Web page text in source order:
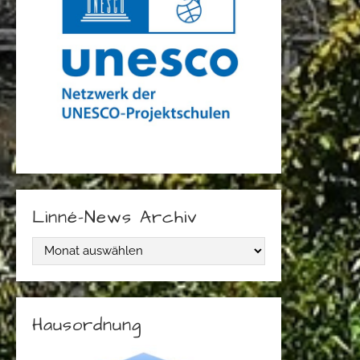
Linné-News Archiv
i
Hausordnung